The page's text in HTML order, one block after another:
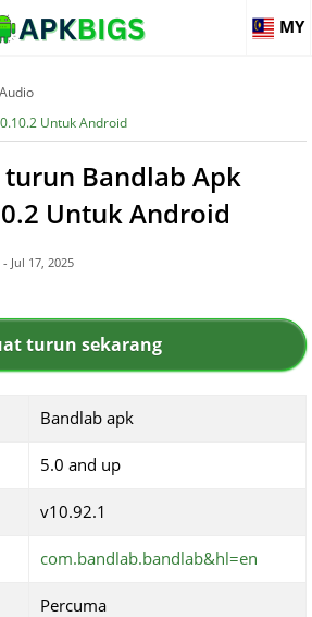
MY
Untuk Android
Bandlab Apk
Untuk Android
- Jul 17, 2025
turun sekarang
Bandlab apk
5.0 and up
v10.92.1
com.bandlab.bandlab&hl=en
Percuma